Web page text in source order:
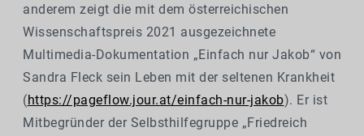
anderem zeigt die mit dem österreichischen
Wissenschaftspreis 2021 ausgezeichnete
Multimedia-Dokumentation „Einfach nur Jakob“ von
Sandra Fleck sein Leben mit der seltenen Krankheit
(https://pageflow.jour.at/einfach-nur-jakob). Er ist
Mitbegründer der Selbsthilfegruppe „Friedreich